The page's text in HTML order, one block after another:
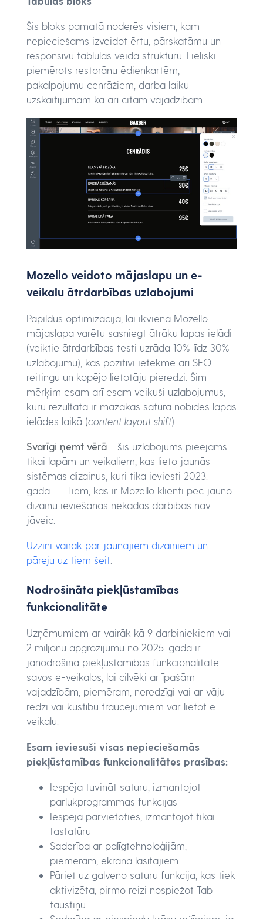
Šis bloks pamatā noderēs visiem, kam
nepieciešams izveidot ērtu, pārskatāmu un
responsīvu tablulas veida struktūru. Lieliski
piemērots restorānu ēdienkartēm,
pakalpojumu cenrāžiem, darba laiku
uzskaitījumam kā arī citām vajadzībām.
Mozello veidoto mājaslapu un e-
veikalu ātrdarbības uzlabojumi
Papildus optimizācija, lai ikviena Mozello
mājaslapa varētu sasniegt ātrāku lapas ielādi
(veiktie ātrdarbības testi uzrāda 10% līdz 30%
uzlabojumu), kas pozitīvi ietekmē arī SEO
reitingu un kopējo lietotāju pieredzi. Šim
mērķim esam arī esam veikuši uzlabojumus,
kuru rezultātā ir mazākas satura nobīdes lapas
ielādes laikā (content layout shift).
Svarīgi ņemt vērā - šis uzlabojums pieejams
tikai lapām un veikaliem, kas lieto jaunās
sistēmas dizainus, kuri tika ieviesti 2023.
gadā. Tiem, kas ir Mozello klienti pēc jauno
dizainu ieviešanas nekādas darbības nav
jāveic.
Uzzini vairāk par jaunajiem dizainiem un
pāreju uz tiem šeit
Nodrošināta piekļūstamības
funkcionalitāte
Uzņēmumiem ar vairāk kā 9 darbiniekiem vai
2 miljonu apgrozījumu no 2025. gada ir
jānodrošina piekļūstamības funkcionalitāte
savos e-veikalos, lai cilvēki ar īpašām
vajadzībām, piemēram, neredzīgi vai ar vāju
redzi vai kustību traucējumiem var lietot e-
veikalu.
Esam ieviesuši visas nepieciešamās
piekļūstamības funkcionalitātes prasības:
Iespēja tuvināt saturu, izmantojot
pārlūkprogrammas funkcijas
Iespēja pārvietoties, izmantojot tikai
tastatūru
Saderība ar palīgtehnoloģijām,
piemēram, ekrāna lasītājiem
Pāriet uz galveno saturu funkcija, kas tiek
aktivizēta, pirmo reizi nospiežot Tab
taustiņu